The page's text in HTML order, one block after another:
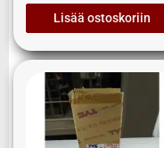
Lisää ostoskoriin